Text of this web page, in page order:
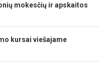
mokesčių ir apskaitos
kursai viešajame